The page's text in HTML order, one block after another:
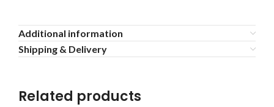
Additional information
Shipping & Delivery
Related products